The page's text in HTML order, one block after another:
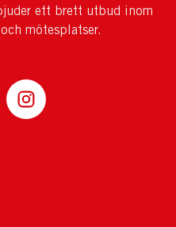
ett brett utbud inom
mötesplatser.